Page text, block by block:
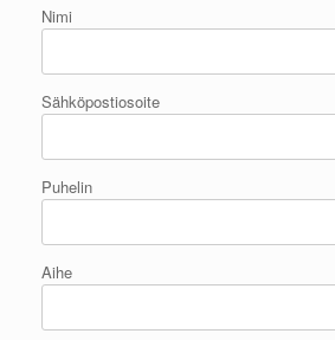
Nimi
Sähköpostiosoite
Puhelin
Aihe